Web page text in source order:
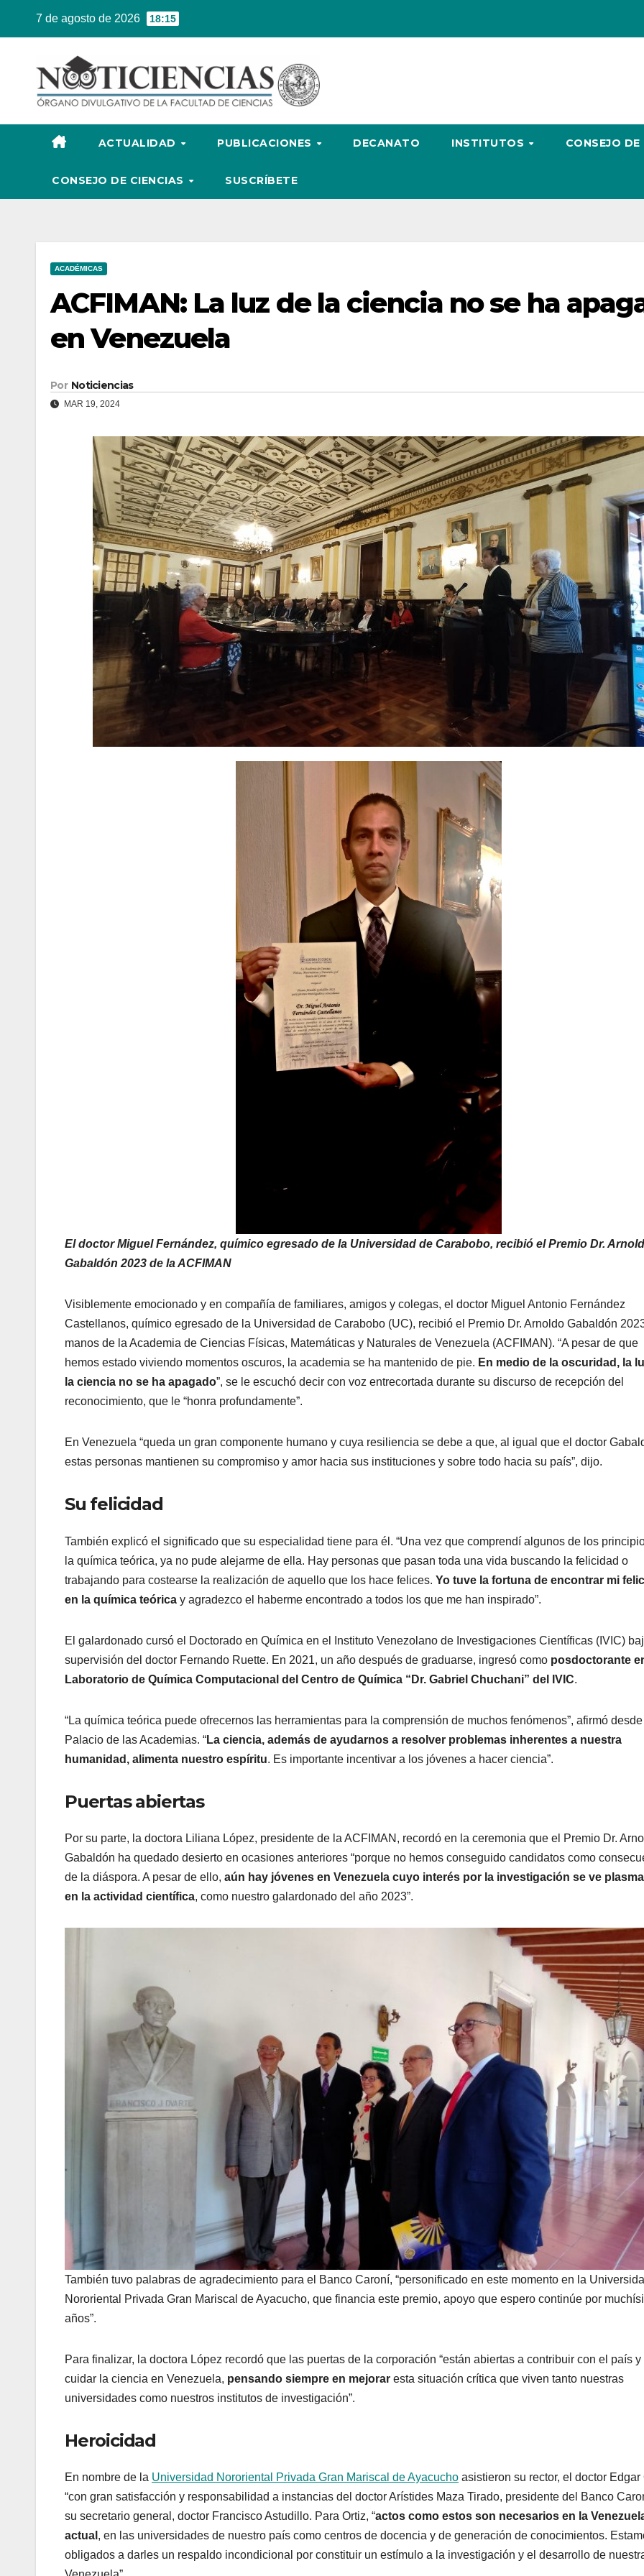
7 de agosto de 2026 18:15
ACTUALIDAD PUBLICACIONES DECANATO INSTITUTOS CONSEJO
CONSEJO DE CIENCIAS SUSCRÍBETE
ACADÉMICAS
ACFIMAN: La luz de la ciencia no se ha
en Venezuela
Por Noticiencias
MAR 19, 2024
El doctor Miguel Fernández, químico egresado de la Universidad de Carabobo, recibió el Premio Dr.
Gabaldón 2023 de la ACFIMAN
Visiblemente emocionado y en compañía de familiares, amigos y colegas, el doctor Miguel Antonio Fernández
Castellanos, químico egresado de la Universidad de Carabobo (UC), recibió el Premio Dr. Arnoldo Gabaldón
manos de la Academia de Ciencias Físicas, Matemáticas y Naturales de Venezuela (ACFIMAN). “A pesar de que
hemos estado viviendo momentos oscuros, la academia se ha mantenido de pie. En medio de la oscuridad, la
la ciencia no se ha apagado”, se le escuchó decir con voz entrecortada durante su discurso de recepción del
reconocimiento, que le “honra profundamente”.
En Venezuela “queda un gran componente humano y cuya resiliencia se debe a que, al igual que el doctor
estas personas mantienen su compromiso y amor hacia sus instituciones y sobre todo hacia su país”, dijo.
Su felicidad
También explicó el significado que su especialidad tiene para él. “Una vez que comprendí algunos de los
la química teórica, ya no pude alejarme de ella. Hay personas que pasan toda una vida buscando la felicidad o
trabajando para costearse la realización de aquello que los hace felices. Yo tuve la fortuna de encontrar mi
en la química teórica y agradezco el haberme encontrado a todos los que me han inspirado”.
El galardonado cursó el Doctorado en Química en el Instituto Venezolano de Investigaciones Científicas (IVIC)
supervisión del doctor Fernando Ruette. En 2021, un año después de graduarse, ingresó como posdoctorante
Laboratorio de Química Computacional del Centro de Química “Dr. Gabriel Chuchani” del IVIC.
“La química teórica puede ofrecernos las herramientas para la comprensión de muchos fenómenos”, afirmó desde
Palacio de las Academias. “La ciencia, además de ayudarnos a resolver problemas inherentes a nuestra
humanidad, alimenta nuestro espíritu. Es importante incentivar a los jóvenes a hacer ciencia”.
Puertas abiertas
Por su parte, la doctora Liliana López, presidente de la ACFIMAN, recordó en la ceremonia que el Premio Dr.
Gabaldón ha quedado desierto en ocasiones anteriores “porque no hemos conseguido candidatos como
de la diáspora. A pesar de ello, aún hay jóvenes en Venezuela cuyo interés por la investigación se ve
en la actividad científica, como nuestro galardonado del año 2023”.
También tuvo palabras de agradecimiento para el Banco Caroní, “personificado en este momento en la
Nororiental Privada Gran Mariscal de Ayacucho, que financia este premio, apoyo que espero continúe por
años”.
Para finalizar, la doctora López recordó que las puertas de la corporación “están abiertas a contribuir con el país y
cuidar la ciencia en Venezuela, pensando siempre en mejorar esta situación crítica que viven tanto nuestras
universidades como nuestros institutos de investigación”.
Heroicidad
En nombre de la Universidad Nororiental Privada Gran Mariscal de Ayacucho asistieron su rector, el doctor Edgar
“con gran satisfacción y responsabilidad a instancias del doctor Arístides Maza Tirado, presidente del Banco
su secretario general, doctor Francisco Astudillo. Para Ortiz, “actos como estos son necesarios en la
actual , en las universidades de nuestro país como centros de docencia y de generación de conocimientos.
obligados a darles un respaldo incondicional por constituir un estímulo a la investigación y el desarrollo de